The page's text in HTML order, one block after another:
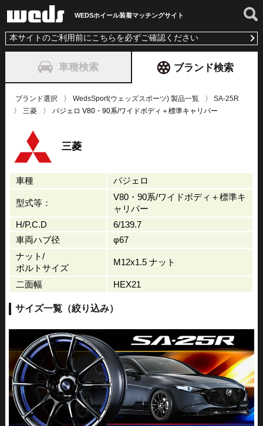
WEDSホイール装着マッチングサイト
本サイトのご利用前にこちらを必ずご確認ください
車種検索 ブランド検索
ブランド選択 WedsSport(ウェッズスポーツ) 製品一覧
SA-25R
三菱
パジェロ V80・90系/ワイドボディ＋標準キャリパー
三菱
車種 パジェロ
型式等：
V80・90系/ワイドボディ＋標準キ
ャリパー
H/P.C.D
6/139.7
車両ハブ径
φ67
ナット/
ボルトサイズ
M12x1.5 ナット
二面幅 HEX21
サイズ一覧（絞り込み）